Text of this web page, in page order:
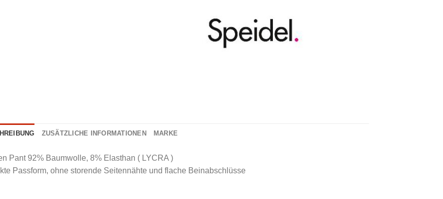
ZUSÄTZLICHE INFORMATIONEN MARKE
Pant 92% Baumwolle, 8% Elasthan ( LYCRA )
Passform, ohne storende Seitennähte und flache Beinabschlüsse